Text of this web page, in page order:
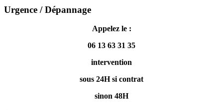
Urgence / Dépannage
Appelez le :
06 13 63 31 35
intervention
sous 24H si contrat
sinon 48H